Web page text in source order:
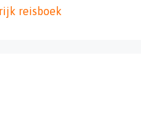
reisboek